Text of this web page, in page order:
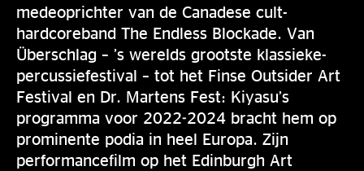
medeoprichter van de Canadese cult-
hardcoreband The Endless Blockade. Van
Überschlag – ’s werelds grootste klassieke-
percussiefestival – tot het Finse Outsider Art
Festival en Dr. Martens Fest: Kiyasu’s
programma voor 2022-2024 bracht hem op
prominente podia in heel Europa. Zijn
performancefilm op het Edinburgh Art